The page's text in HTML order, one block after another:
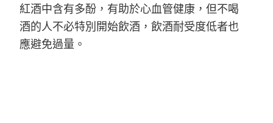
紅酒中含有多酚，有助於心血管健康，但不喝
酒的人不必特別開始飲酒，飲酒耐受度低者也
應避免過量。